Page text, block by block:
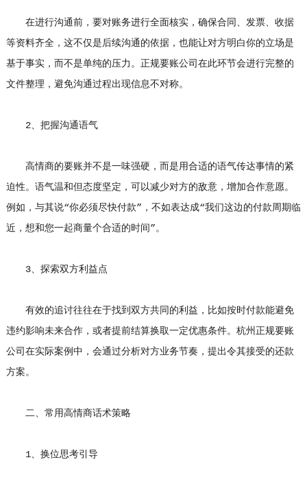
在进行沟通前，要对账务进行全面核实，确保合同、发票、收据
等资料齐全，这不仅是后续沟通的依据，也能让对方明白你的立场是
基于事实，而不是单纯的压力。正规要账公司在此环节会进行完整的
文件整理，避免沟通过程出现信息不对称。
2、把握沟通语气
高情商的要账并不是一味强硬，而是用合适的语气传达事情的紧
迫性。语气温和但态度坚定，可以减少对方的敌意，增加合作意愿。
例如，与其说“你必须尽快付款”，不如表达成“我们这边的付款周期临
近，想和您一起商量个合适的时间”。
3、探索双方利益点
有效的追讨往往在于找到双方共同的利益，比如按时付款能避免
违约影响未来合作，或者提前结算换取一定优惠条件。杭州正规要账
公司在实际案例中，会通过分析对方业务节奏，提出令其接受的还款
方案。
二、常用高情商话术策略
1、换位思考引导